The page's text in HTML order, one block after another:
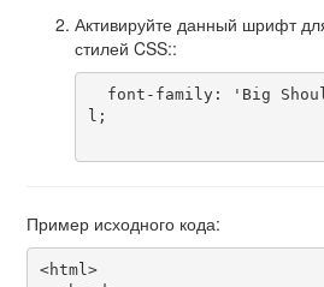
Активируйте данный шрифт
стилей CSS::
l;
Пример исходного кода:
<html>